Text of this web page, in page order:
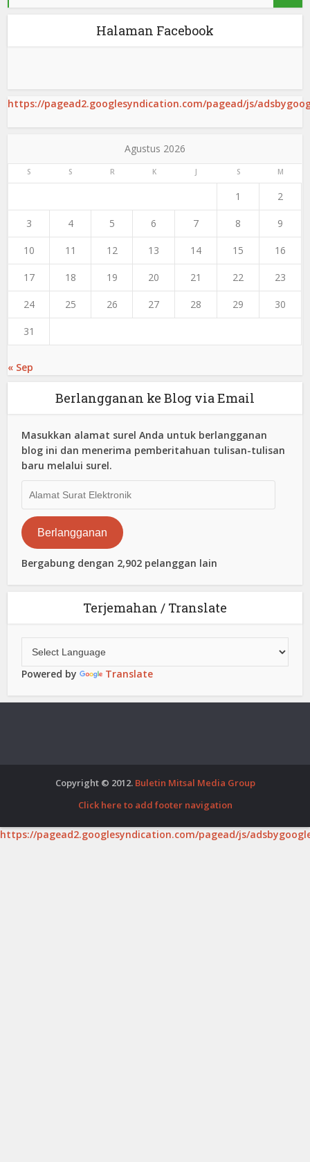
Halaman Facebook
https://pagead2.googlesyndication.com/pagead/js/
Agustus 2026
S S R K J S M
1 2
3 4 5 6 7 8 9
10 11 12 13 14 15 16
17 18 19 20 21 22 23
24 25 26 27 28 29 30
31
« Sep
Berlangganan ke Blog via Email
Masukkan alamat surel Anda untuk berlangganan
blog ini dan menerima pemberitahuan tulisan-tulisan
baru melalui surel.
Surat
Elektronik
Berlangganan
Bergabung dengan 2,902 pelanggan lain
Terjemahan / Translate
Powered by Translate
Copyright © 2012. Buletin Mitsal Media Group
Click here to add footer navigation
https://pagead2.googlesyndication.com/pagead/js/